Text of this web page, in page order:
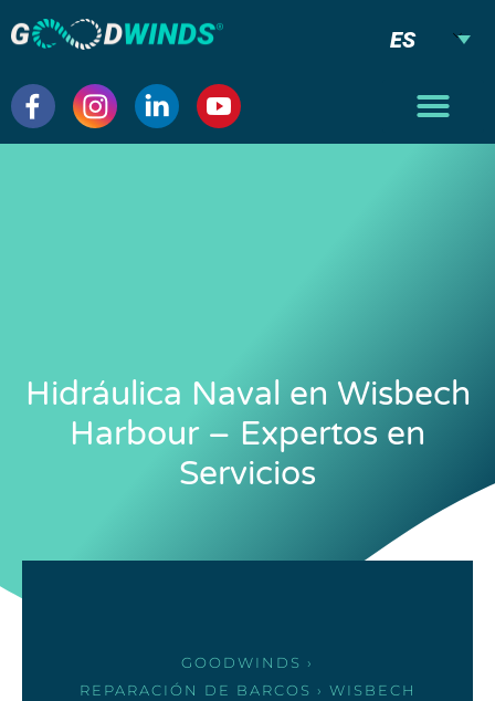
ES
Hidráulica Naval en Wisbech
Harbour – Expertos en
Servicios
GOODWINDS ›
REPARACIÓN DE BARCOS › WISBECH